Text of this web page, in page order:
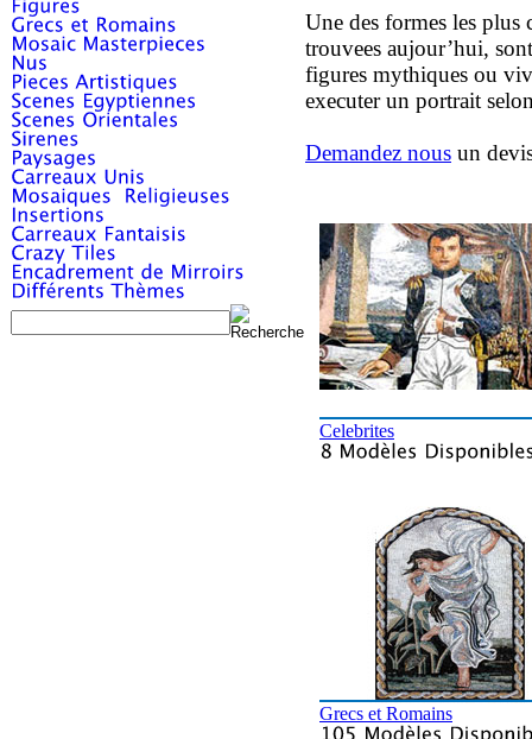
Une des formes les plus
trouvees aujour’hui,
figures mythiques ou
executer un portrait
Demandez nous un
Celebrites
Grecs et Romains